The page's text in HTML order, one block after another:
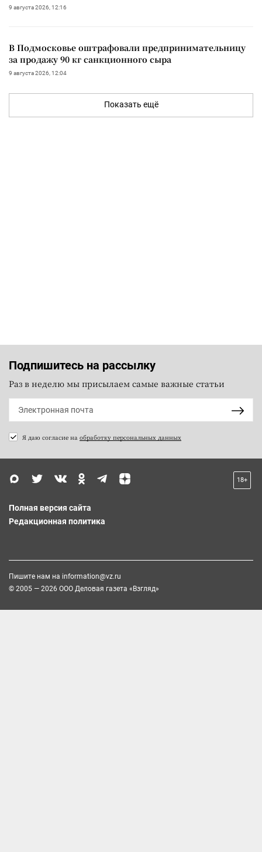
9 августа 2026, 12:16
В Подмосковье оштрафовали предпринимательницу
за продажу 90 кг санкционного сыра
9 августа 2026, 12:04
Показать ещё
Подпишитесь на рассылку
Раз в неделю мы присылаем самые важные статьи
Я даю согласие на обработку персональных данных
18+
Полная версия сайта
Редакционная политика
Пишите нам на information@vz.ru
© 2005 — 2026 ООО Деловая газета «Взгляд»